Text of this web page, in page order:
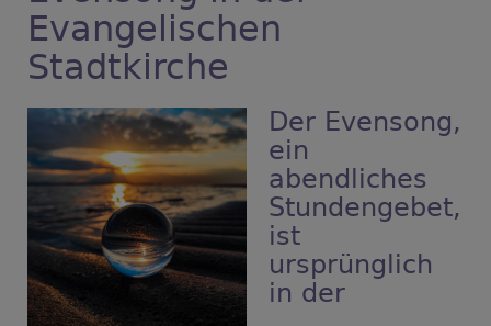
2021
Evangelischen
Stadtkirche
Der Evensong,
ein
abendliches
Stundengebet,
ist
ursprünglich
in der